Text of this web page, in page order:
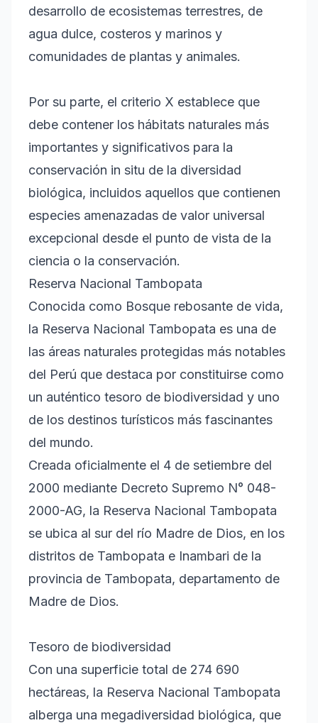
desarrollo de ecosistemas terrestres, de
agua dulce, costeros y marinos y
comunidades de plantas y animales.
Por su parte, el criterio X establece que
debe contener los hábitats naturales más
importantes y significativos para la
conservación in situ de la diversidad
biológica, incluidos aquellos que contienen
especies amenazadas de valor universal
excepcional desde el punto de vista de la
ciencia o la conservación.
Reserva Nacional Tambopata
Conocida como Bosque rebosante de vida,
la Reserva Nacional Tambopata es una de
las áreas naturales protegidas más notables
del Perú que destaca por constituirse como
un auténtico tesoro de biodiversidad y uno
de los destinos turísticos más fascinantes
del mundo.
Creada oficialmente el 4 de setiembre del
2000 mediante Decreto Supremo N° 048-
2000-AG, la Reserva Nacional Tambopata
se ubica al sur del río Madre de Dios, en los
distritos de Tambopata e Inambari de la
provincia de Tambopata, departamento de
Madre de Dios.
Tesoro de biodiversidad
Con una superficie total de 274 690
hectáreas, la Reserva Nacional Tambopata
alberga una megadiversidad biológica, que